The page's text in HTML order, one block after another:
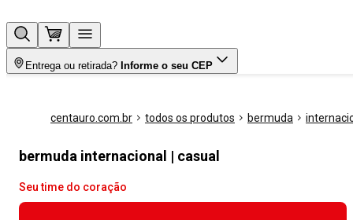
Entrega ou retirada? Informe o seu CEP
centauro.com.br todos os produtos bermuda
bermuda internacional | casual
Seu time do coração